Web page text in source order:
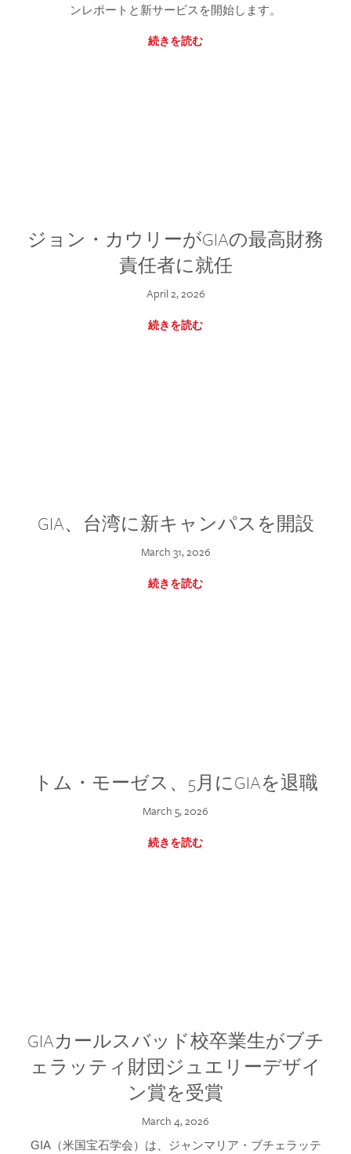
ンレポートと新サービスを開始します。
続きを読む
ジョン・カウリーがGIAの最高財務
責任者に就任
April 2, 2026
続きを読む
GIA、台湾に新キャンパスを開設
March 31, 2026
続きを読む
トム・モーゼス、5月にGIAを退職
March 5, 2026
続きを読む
GIAカールスバッド校卒業生がブチ
ェラッティ財団ジュエリーデザイ
ン賞を受賞
March 4, 2026
GIA（米国宝石学会）は、ジャンマリア・ブチェラッテ